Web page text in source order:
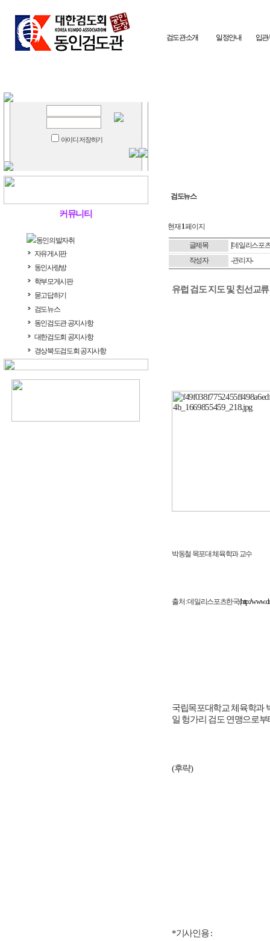
검도관소개 일정안내 입관
아이디 저장하기
커뮤니티
동인의발자취
자유게시판
동인사랑방
학부모게시판
묻고답하기
검도뉴스
동인검도관 공지사항
대한검도회 공지사항
경상북도검도회 공지사항
검도뉴스
현재 1페이지
글제목
[데일리스포
작성자
-관리자-
유럽 검도 지도 및 친선교
박동철 목포대 체육학과 교수
출처 : 데일리스포츠한국(http://
국립목포대학교 체육학과
일 헝가리 검도 연맹으로
(후략)
*기사인용 :